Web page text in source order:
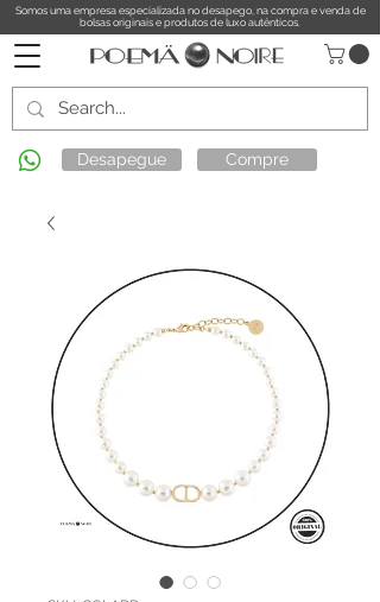
Somos uma empresa especializada no desapego, na compra e venda de
bolsas originais e produtos de luxo autênticos.
Desapegue Compre